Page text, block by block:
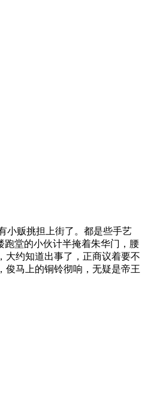
小贩挑担上街了。都是些手艺
跑堂的小伙计半掩着朱华门，腰
大约知道出事了，正商议着要不
俊马上的铜铃彻响，无疑是帝王